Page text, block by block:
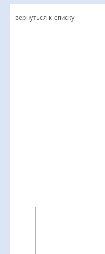
вернуться к списку